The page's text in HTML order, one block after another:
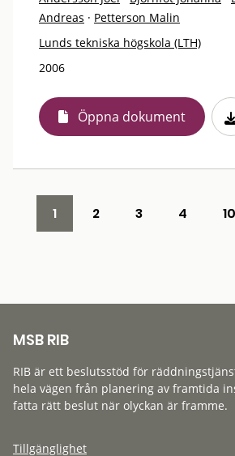
Andreas · Petterson Malin
Lunds tekniska högskola (LTH)
2006
Öppna dokument
1 2 3 4 10
MSB RIB
RIB är ett beslutsstöd för
hela vägen från planering av framtida
fatta rätt beslut när olyckan är framme.
Tillgänglighet